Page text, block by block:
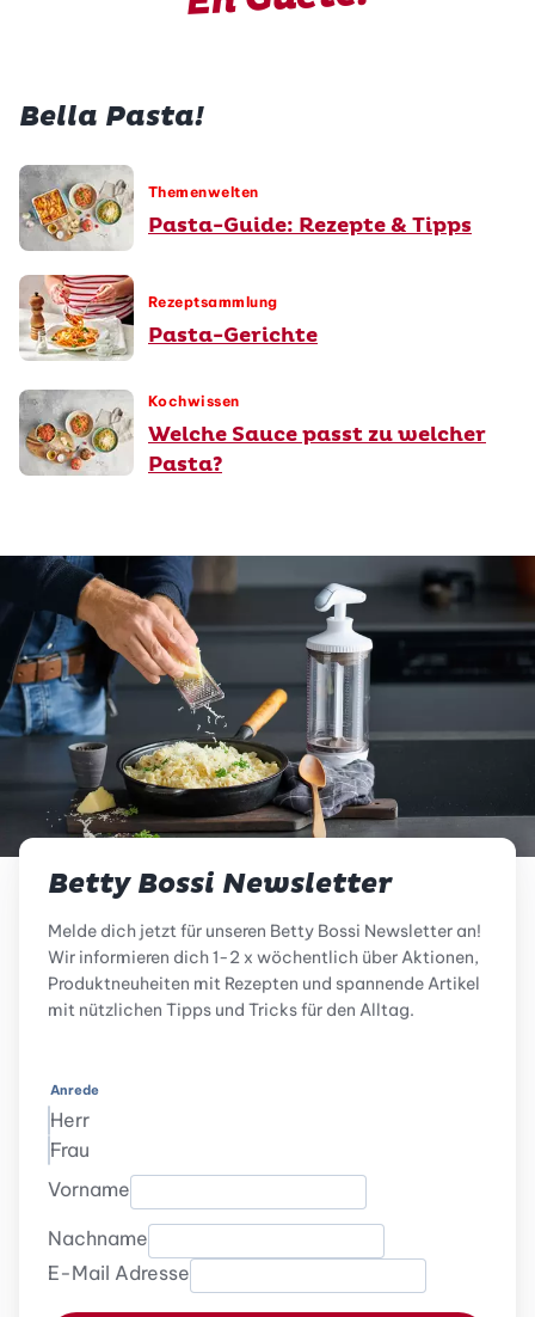
Bella Pasta!
Themenwelten
Pasta-Guide: Rezepte & Tipps
Rezeptsammlung
Pasta-Gerichte
Kochwissen
Welche Sauce passt zu welcher
Pasta?
Betty Bossi Newsletter
Melde dich jetzt für unseren Betty Bossi Newsletter an!
Wir informieren dich 1-2 x wöchentlich über Aktionen,
Produktneuheiten mit Rezepten und spannende Artikel
mit nützlichen Tipps und Tricks für den Alltag.
Anrede
Herr
Frau
Vorname
Nachname
E-Mail Adresse